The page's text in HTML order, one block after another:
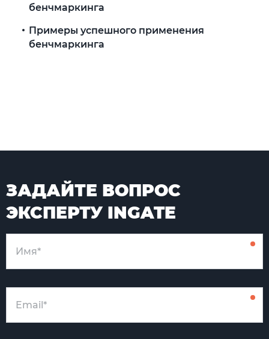
бенчмаркинга
Примеры успешного применения
бенчмаркинга
ЗАДАЙТЕ ВОПРОС
ЭКСПЕРТУ INGATE